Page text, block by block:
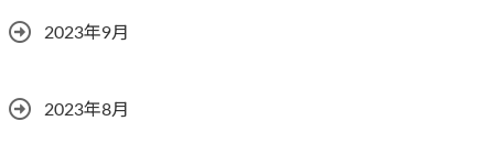
2023年9月
2023年8月